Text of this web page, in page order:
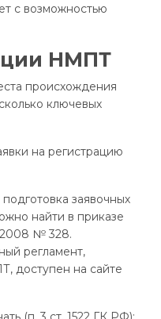
с возможностью
НМПТ
происхождения
ключевых
на регистрацию
заявочных
найти в приказе
№ 328.
регламент,
доступен на сайте